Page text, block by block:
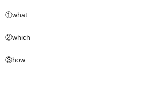
①what
②which
③how